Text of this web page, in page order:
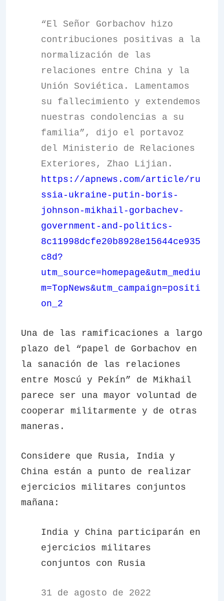
“El Señor Gorbachov hizo
contribuciones positivas a la
normalización de las
relaciones entre China y la
Unión Soviética. Lamentamos
su fallecimiento y extendemos
nuestras condolencias a su
familia”, dijo el portavoz
del Ministerio de Relaciones
Exteriores, Zhao Lijian.
https://apnews.com/article/ru
ssia-ukraine-putin-boris-
johnson-mikhail-gorbachev-
government-and-politics-
8c11998dcfe20b8928e15644ce935
c8d?
utm_source=homepage&utm_mediu
m=TopNews&utm_campaign=positi
on_2
Una de las ramificaciones a largo
plazo del “papel de Gorbachov en
la sanación de las relaciones
entre Moscú y Pekín” de Mikhail
parece ser una mayor voluntad de
cooperar militarmente y de otras
maneras.
Considere que Rusia, India y
China están a punto de realizar
ejercicios militares conjuntos
mañana:
India y China participarán en
ejercicios militares
conjuntos con Rusia
31 de agosto de 2022